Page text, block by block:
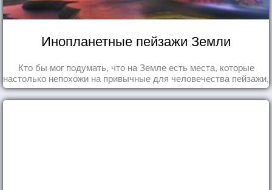
Инопланетные пейзажи Земли
Кто бы мог подумать, что на Земле есть места, которые
настолько непохожи на привычные для человечества пейзажи,
что кажутся и вовсе инопланетными!